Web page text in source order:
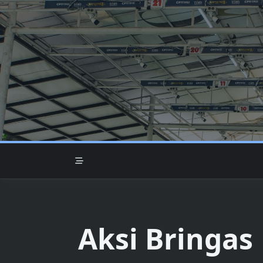
Skip
to
content
Aksi Bringas